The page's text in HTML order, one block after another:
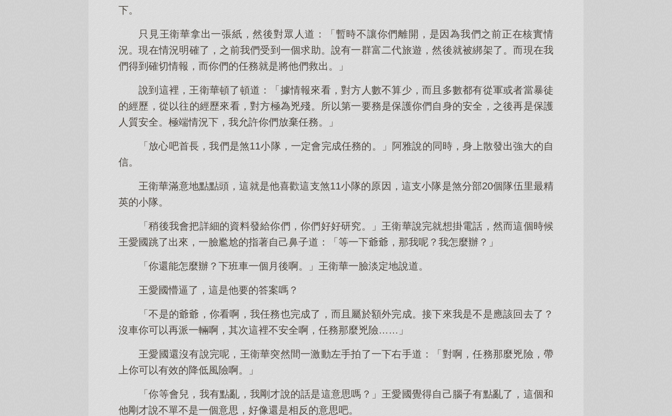
下。
只見王衛華拿出一張紙，然後對眾人道：「暫時不讓你們離開，是因為我們之前正在核實情
況。現在情況明確了，之前我們受到一個求助。說有一群富二代旅遊，然後就被綁架了。而現在我
們得到確切情報，而你們的任務就是將他們救出。」
說到這裡，王衛華頓了頓道：「據情報來看，對方人數不算少，而且多數都有從軍或者當暴徒
的經歷，從以往的經歷來看，對方極為兇殘。所以第一要務是保護你們自身的安全，之後再是保護
人質安全。極端情況下，我允許你們放棄任務。」
「放心吧首長，我們是煞11小隊，一定會完成任務的。」阿雅說的同時，身上散發出強大的自
信。
王衛華滿意地點點頭，這就是他喜歡這支煞11小隊的原因，這支小隊是煞分部20個隊伍里最精
英的小隊。
「稍後我會把詳細的資料發給你們，你們好好研究。」王衛華說完就想掛電話，然而這個時候
王愛國跳了出來，一臉尷尬的指著自己鼻子道：「等一下爺爺，那我呢？我怎麼辦？」
「你還能怎麼辦？下班車一個月後啊。」王衛華一臉淡定地說道。
王愛國懵逼了，這是他要的答案嗎？
「不是的爺爺，你看啊，我任務也完成了，而且屬於額外完成。接下來我是不是應該回去了？
沒車你可以再派一輛啊，其次這裡不安全啊，任務那麼兇險……」
王愛國還沒有說完呢，王衛華突然間一激動左手拍了一下右手道：「對啊，任務那麼兇險，帶
上你可以有效的降低風險啊。」
「你等會兒，我有點亂，我剛才說的話是這意思嗎？」王愛國覺得自己腦子有點亂了，這個和
他剛才說不單不是一個意思，好像還是相反的意思吧。